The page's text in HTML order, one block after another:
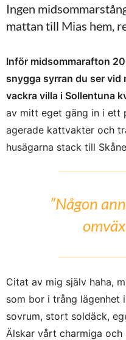
Ingen
mattan till Mias hem,
Inför midsommarafton
snygga syrran du ser vid
vackra villa i Sollentuna
av mitt eget gäng in i ett
agerade kattvakter och
husägarna stack till
”Någon
Citat av mig själv haha,
som bor i trång lägenhet
sovrum, stort soldäck,
Älskar vårt charmiga